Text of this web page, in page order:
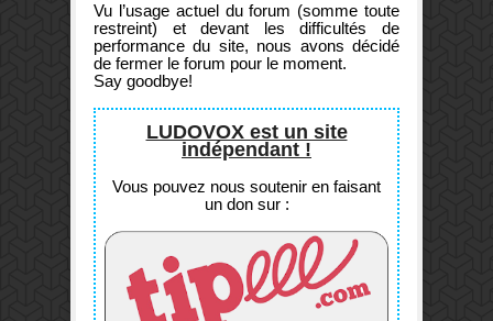
Vu l’usage actuel du forum (somme toute
restreint) et devant les difficultés de
performance du site, nous avons décidé
de fermer le forum pour le moment.
Say goodbye!
LUDOVOX est un site
indépendant !
Vous pouvez nous soutenir en faisant
un don sur :